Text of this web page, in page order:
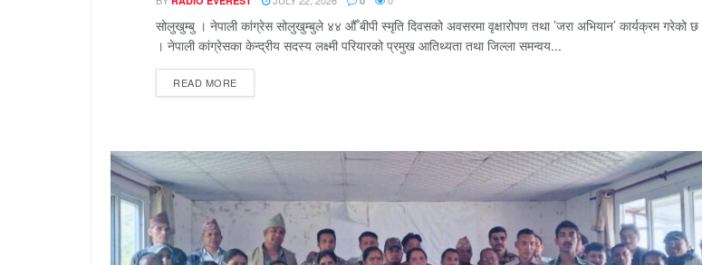
सोलुखुम्बु । नेपाली कांग्रेस सोलुखुम्बुले ४४ औँ बीपी स्मृति दिवसको अवसरमा वृक्षारोपण तथा ’जरा अभियान’ कार्यक्रम गरेको छ
। नेपाली कांग्रेसका केन्द्रीय सदस्य लक्ष्मी परियारको प्रमुख आतिथ्यता तथा जिल्ला समन्वय...
READ MORE